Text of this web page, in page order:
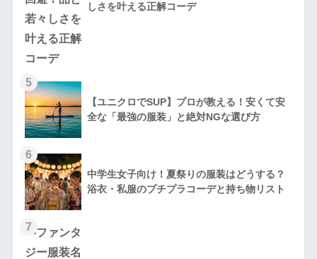
しさを叶える正解コーデ
5
【ユニクロでSUP】プロが教える！安くて安
全な「最強の服装」と絶対NGな選び方
6
中学生女子向け！夏祭りの服装はどうする？
浴衣・私服のプチプラコーデと持ち物リスト
7